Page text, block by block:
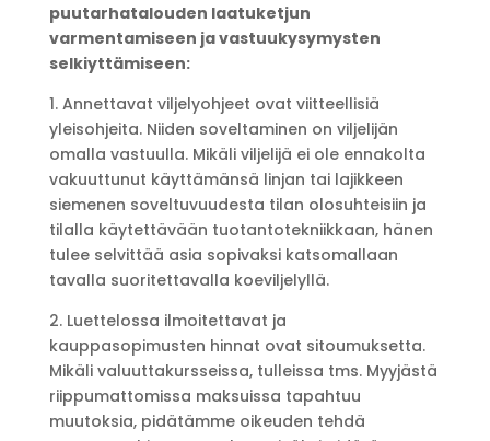
puutarhatalouden laatuketjun
varmentamiseen ja vastuukysymysten
selkiyttämiseen:
1. Annettavat viljelyohjeet ovat viitteellisiä
yleisohjeita. Niiden soveltaminen on viljelijän
omalla vastuulla. Mikäli viljelijä ei ole ennakolta
vakuuttunut käyttämänsä linjan tai lajikkeen
siemenen soveltuvuudesta tilan olosuhteisiin ja
tilalla käytettävään tuotantotekniikkaan, hänen
tulee selvittää asia sopivaksi katsomallaan
tavalla suoritettavalla koeviljelyllä.
2. Luettelossa ilmoitettavat ja
kauppasopimusten hinnat ovat sitoumuksetta.
Mikäli valuuttakursseissa, tulleissa tms. Myyjästä
riippumattomissa maksuissa tapahtuu
muutoksia, pidätämme oikeuden tehdä